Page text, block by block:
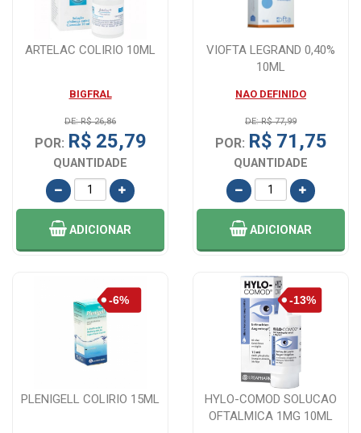
ARTELAC COLIRIO 10ML
BIGFRAL
DE: R$ 26,86
POR: R$ 25,79
QUANTIDADE
ADICIONAR
VIOFTA LEGRAND 0,40%
10ML
NAO DEFINIDO
DE: R$ 77,99
POR: R$ 71,75
QUANTIDADE
ADICIONAR
PLENIGELL COLIRIO 15ML
HYLO-COMOD SOLUCAO
OFTALMICA 1MG 10ML